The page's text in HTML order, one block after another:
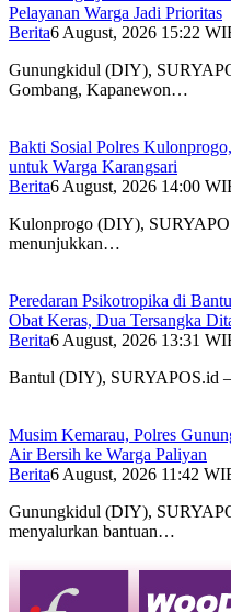
Pelayanan Warga Jadi Prioritas
Berita6 August, 2026 15:22
Gunungkidul (DIY),
Gombang, Kapanewon…
Bakti Sosial Polres
untuk Warga Karangsari
Berita6 August, 2026 14:00
Kulonprogo (DIY),
menunjukkan…
Peredaran Psikotropika di
Obat Keras, Dua Tersangka
Berita6 August, 2026 13:31
Bantul (DIY), SURYAPOS.id
Musim Kemarau, Polres
Air Bersih ke Warga Paliyan
Berita6 August, 2026 11:42
Gunungkidul (DIY),
menyalurkan bantuan…